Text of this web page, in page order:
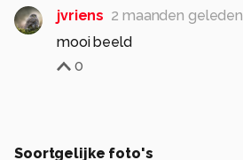
jvriens 2 maanden geleden
mooi beeld
0
Soortgelijke foto's